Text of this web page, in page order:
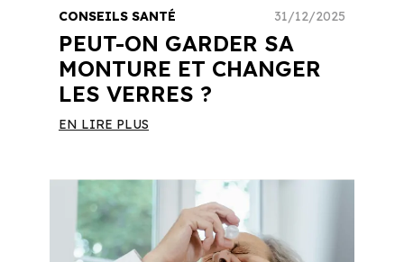
PEUT-ON GARDER SA
MONTURE ET CHANGER
LES VERRES ?
CONSEILS SANTÉ 31/12/2025
EN LIRE PLUS